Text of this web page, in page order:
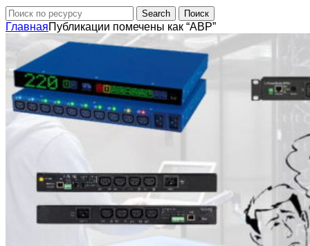
Search Поиск
ГлавнаяПубликации помечены как “АВР”